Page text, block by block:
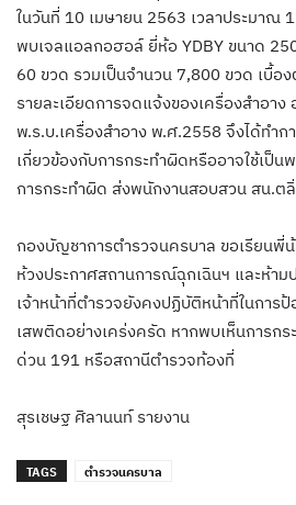
ในวันที่ 10 เมษายน 2563 เวลาประมาณ
พบเจลแอลกอฮอล์ ยี่ห้อ YDBY ขนาด
60 ขวด รวมเป็นจำนวน 7,800 ขวด เบื้อ
รายละเอียดการจดแจ้งของเครื่องสำอาง
พ.ร.บ.เครื่องสำอาง พ.ศ.2558 จึงได้ทำ
เกี่ยวข้องกับการกระทำผิดหรืออาจใช้เป็
การกระทำผิด ส่งพนักงานสอบสวน สน.ต
กอง​บัญชาการ​ตำรวจ​นครบาล​ ขอเรียนพี่น้
ห้วงประกาศสถานการณ์ฉุกเฉินฯ และห้าม
เจ้าหน้าที่ตำรวจยังคงปฏิบัติหน้าที่ในการ
เสพติดอย่างเคร่งครัด หากพบเห็นการก
ด่วน 191 หรือสถานีตำรวจท้องที่
สุรเชษฐ​ ศิลา​นนท์​ รายงาน​
TAGS ตำรวจนครบาล